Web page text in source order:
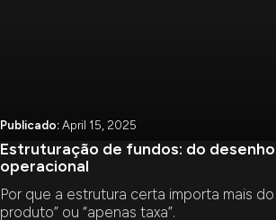
Publicado:April 15, 2025
Estruturação de fundos: do
operacional
Por que a estrutura certa importa mais
produto” ou “apenas taxa”.